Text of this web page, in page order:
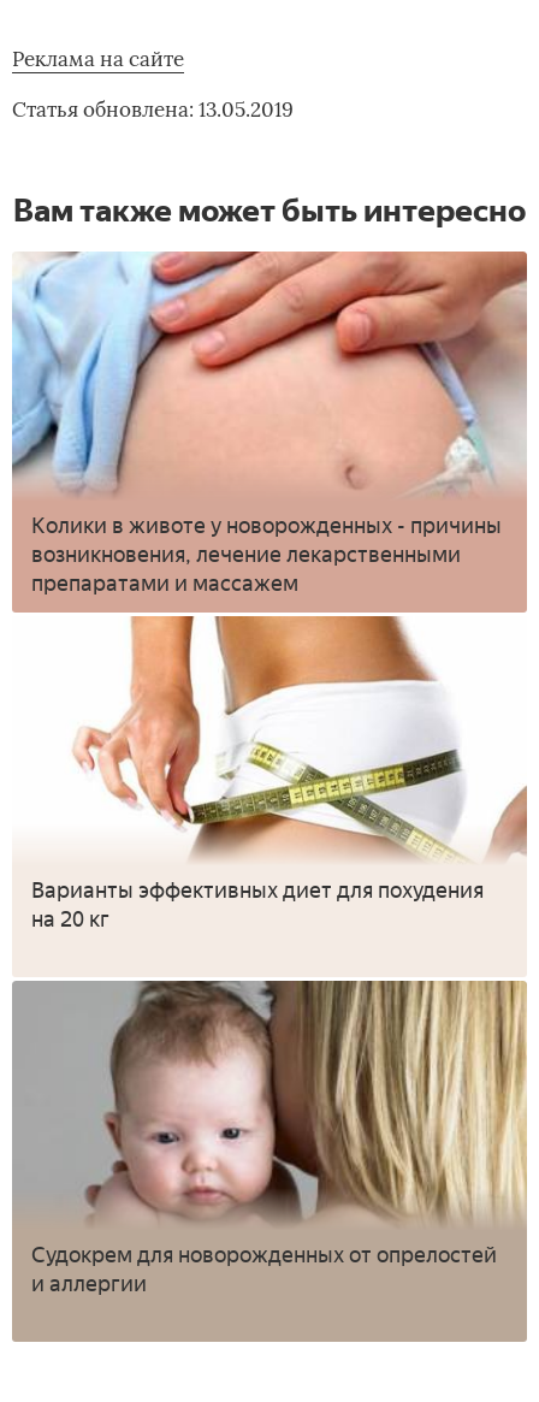
Реклама на сайте
Статья обновлена: 13.05.2019
Вам также может быть интересно
Колики в животе у новорожденных - причины
возникновения, лечение лекарственными
препаратами и массажем
Варианты эффективных диет для похудения
на 20 кг
Судокрем для новорожденных от опрелостей
и аллергии